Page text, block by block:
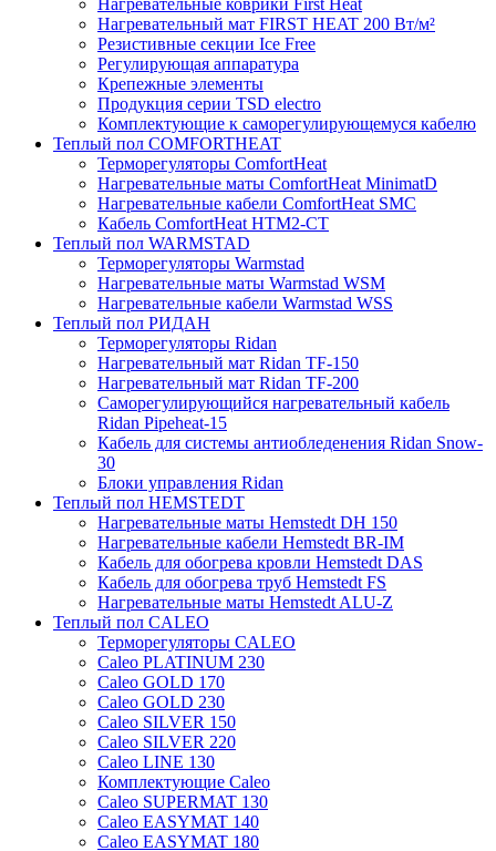
Нагревательные коврики First Heat
Нагревательный мат FIRST HEAT 200 Вт/м²
Резистивные секции Ice Free
Регулирующая аппаратура
Крепежные элементы
Продукция серии TSD electro
Комплектующие к саморегулирующемуся кабелю
Теплый пол COMFORTHEAT
Терморегуляторы ComfortHeat
Нагревательные маты ComfortHeat MinimatD
Нагревательные кабели ComfortHeat SMC
Кабель ComfortHeat HTM2-CT
Теплый пол WARMSTAD
Терморегуляторы Warmstad
Нагревательные маты Warmstad WSM
Нагревательные кабели Warmstad WSS
Теплый пол РИДАН
Терморегуляторы Ridan
Нагревательный мат Ridan TF-150
Нагревательный мат Ridan TF-200
Саморегулирующийся нагревательный кабель
Ridan Pipeheat-15
Кабель для системы антиобледенения Ridan Snow-
30
Блоки управления Ridan
Теплый пол HEMSTEDT
Нагревательные маты Hemstedt DH 150
Нагревательные кабели Hemstedt BR-IM
Кабель для обогрева кровли Hemstedt DAS
Кабель для обогрева труб Hemstedt FS
Нагревательные маты Hemstedt ALU-Z
Теплый пол CALEO
Терморегуляторы CALEO
Caleo PLATINUM 230
Caleo GOLD 170
Caleo GOLD 230
Caleo SILVER 150
Caleo SILVER 220
Caleo LINE 130
Комплектующие Caleo
Caleo SUPERMAT 130
Caleo EASYMAT 140
Caleo EASYMAT 180